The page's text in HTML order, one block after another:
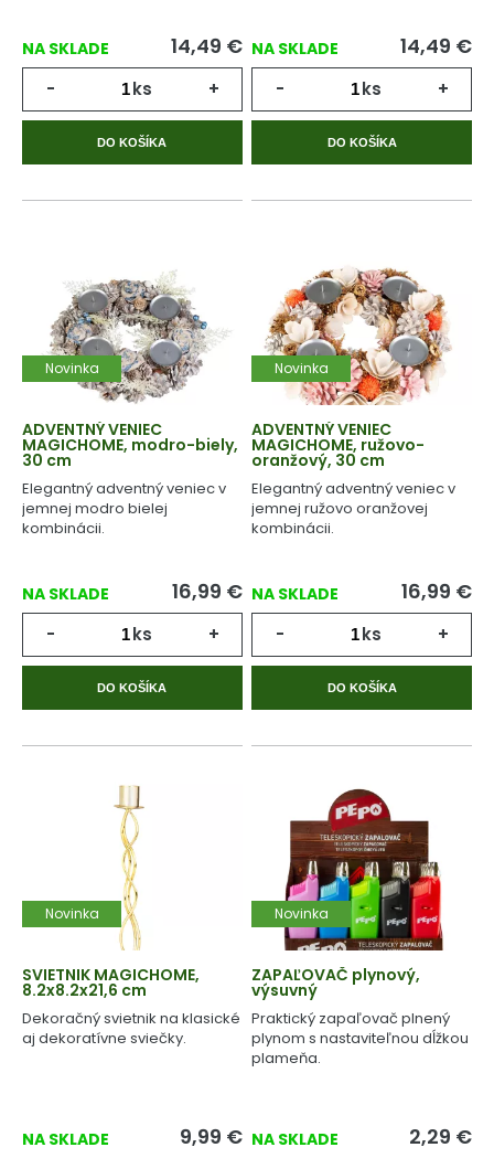
NA SKLADE 14,49 €
- ks +
DO KOŠÍKA
NA SKLADE 14,49 €
- ks +
DO KOŠÍKA
Novinka
ADVENTNÝ VENIEC
MAGICHOME, modro-biely,
30 cm
Elegantný adventný veniec v
jemnej modro bielej
kombinácii.
NA SKLADE 16,99 €
- ks +
DO KOŠÍKA
Novinka
ADVENTNÝ VENIEC
MAGICHOME, ružovo-
oranžový, 30 cm
Elegantný adventný veniec v
jemnej ružovo oranžovej
kombinácii.
NA SKLADE 16,99 €
- ks +
DO KOŠÍKA
Novinka
SVIETNIK MAGICHOME,
8.2x8.2x21,6 cm
Dekoračný svietnik na klasické
aj dekoratívne sviečky.
NA SKLADE 9,99 €
Novinka
ZAPAĽOVAČ plynový,
výsuvný
Praktický zapaľovač plnený
plynom s nastaviteľnou dĺžkou
plameňa.
NA SKLADE 2,29 €